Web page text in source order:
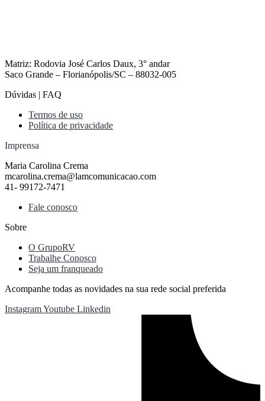
Matriz: Rodovia José Carlos Daux, 3° andar
Saco Grande – Florianópolis/SC – 88032-005
Dúvidas | FAQ
Termos de uso
Política de privacidade
Imprensa
Maria Carolina Crema
mcarolina.crema@lamcomunicacao.com
41- 99172-7471
Fale conosco
Sobre
O GrupoRV
Trabalhe Conosco
Seja um franqueado
Acompanhe todas as novidades na sua rede social preferida
InstagramYoutube Linkedin